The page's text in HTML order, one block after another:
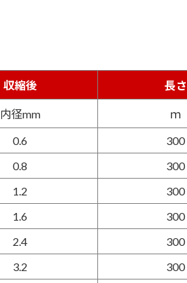
収縮後 長さ
内径mm ｍ
0.6 300
0.8 300
1.2 300
1.6 300
2.4 300
3.2 300